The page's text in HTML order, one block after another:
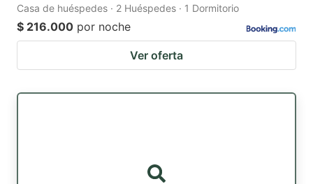
Casa de huéspedes · 2 Huéspedes · 1 Dormitorio
$ 216.000 por noche
Ver oferta